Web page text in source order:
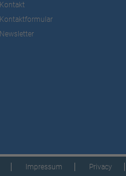
Kontakt
Kontaktformular
Newsletter
Impressum Privacy